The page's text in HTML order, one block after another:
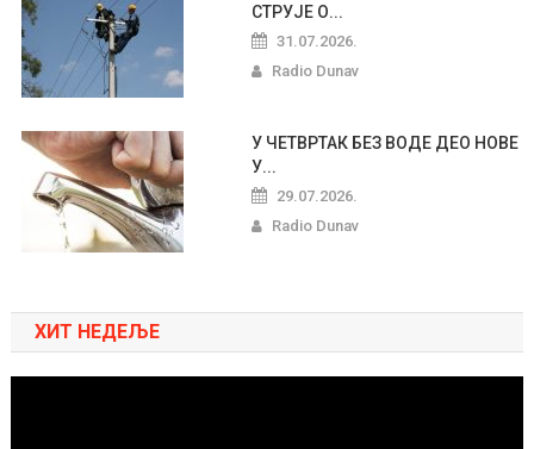
СТРУЈЕ О...
31.07.2026.
Radio Dunav
У ЧЕТВРТАК БЕЗ ВОДЕ ДЕО НОВЕ
У...
29.07.2026.
Radio Dunav
ХИТ НЕДЕЉЕ